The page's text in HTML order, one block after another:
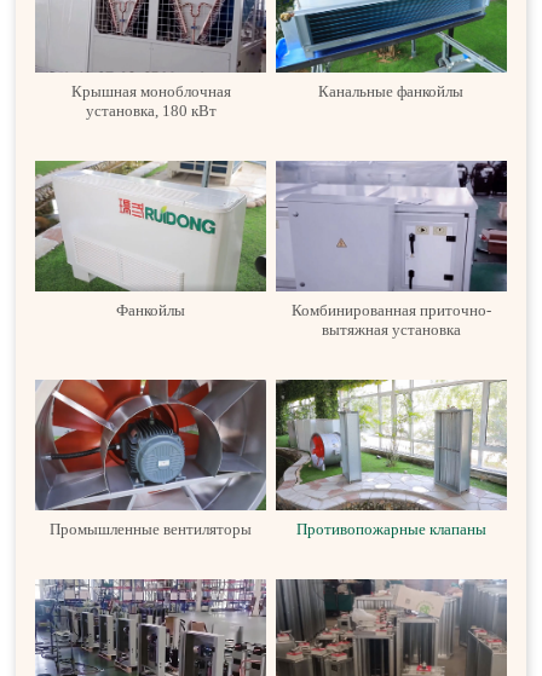
Крышная моноблочная
установка, 180 кВт
Канальные фанкойлы
Фанкойлы
Комбинированная приточно-
вытяжная установка
Промышленные вентиляторы Противопожарные клапаны